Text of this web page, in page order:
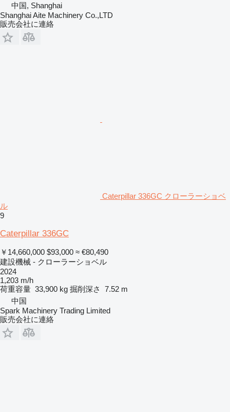
中国, Shanghai
Shanghai Aite Machinery Co.,LTD
販売会社に連絡
Caterpillar 336GC クローラーショベ
ル
9
Caterpillar 336GC
￥14,660,000 $93,000 ≈ €80,490
建設機械 - クローラーショベル
2024
1,203 m/h
荷重容量 33,900 kg 掘削深さ
7.52 m
中国
Spark Machinery Trading Limited
販売会社に連絡